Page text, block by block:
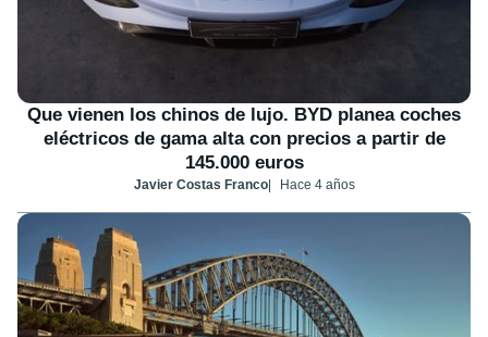
Que vienen los chinos de lujo. BYD planea coches
eléctricos de gama alta con precios a partir de
145.000 euros
Javier Costas Franco Hace 4 años